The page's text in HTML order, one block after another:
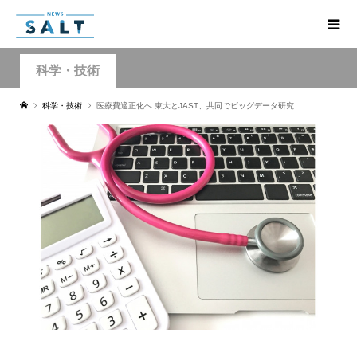
科学・技術
科学・技術 医療費適正化へ 東大とJAST、共同でビッグデータ研究